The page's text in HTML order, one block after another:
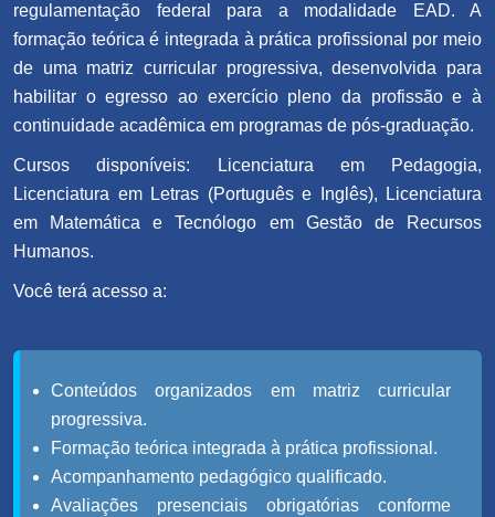
regulamentação federal para a modalidade EAD. A
formação teórica é integrada à prática profissional por meio
de uma matriz curricular progressiva, desenvolvida para
habilitar o egresso ao exercício pleno da profissão e à
continuidade acadêmica em programas de pós-graduação.
Cursos disponíveis: Licenciatura em Pedagogia,
Licenciatura em Letras (Português e Inglês), Licenciatura
em Matemática e Tecnólogo em Gestão de Recursos
Humanos.
Você terá acesso a:
Conteúdos organizados em matriz curricular
progressiva.
Formação teórica integrada à prática profissional.
Acompanhamento pedagógico qualificado.
Avaliações presenciais obrigatórias conforme